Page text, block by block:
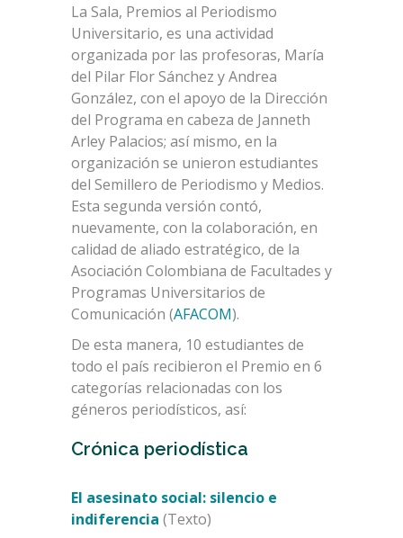
La Sala, Premios al Periodismo
Universitario, es una actividad
organizada por las profesoras, María
del Pilar Flor Sánchez y Andrea
González, con el apoyo de la Dirección
del Programa en cabeza de Janneth
Arley Palacios; así mismo, en la
organización se unieron estudiantes
del Semillero de Periodismo y Medios.
Esta segunda versión contó,
nuevamente, con la colaboración, en
calidad de aliado estratégico, de la
Asociación Colombiana de Facultades y
Programas Universitarios de
Comunicación (AFACOM).
De esta manera, 10 estudiantes de
todo el país recibieron el Premio en 6
categorías relacionadas con los
géneros periodísticos, así:
Crónica periodística
El asesinato social: silencio e
indiferencia (Texto)